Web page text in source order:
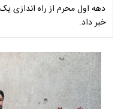
دهه اول محرم از راه اندازی
خبر داد.